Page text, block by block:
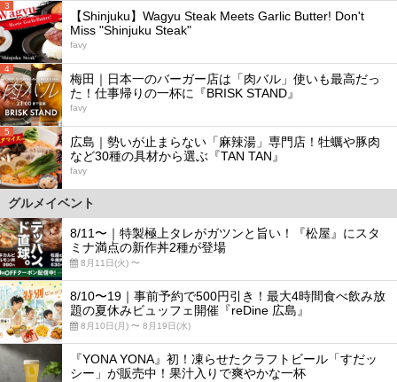
3
【Shinjuku】Wagyu Steak Meets Garlic Butter! Don't
Miss "Shinjuku Steak"
favy
4
梅田｜日本一のバーガー店は「肉バル」使いも最高だっ
た！仕事帰りの一杯に『BRISK STAND』
favy
5
広島｜勢いが止まらない「麻辣湯」専門店！牡蠣や豚肉
など30種の具材から選ぶ『TAN TAN』
favy
グルメイベント
8/11〜｜特製極上タレがガツンと旨い！『松屋』にスタ
ミナ満点の新作丼2種が登場
8月11日(火) 〜
8/10〜19｜事前予約で500円引き！最大4時間食べ飲み放
題の夏休みビュッフェ開催『reDine 広島』
8月10日(月) 〜 8月19日(水)
『YONA YONA』初！凍らせたクラフトビール「すだッ
シー」が販売中！果汁入りで爽やかな一杯